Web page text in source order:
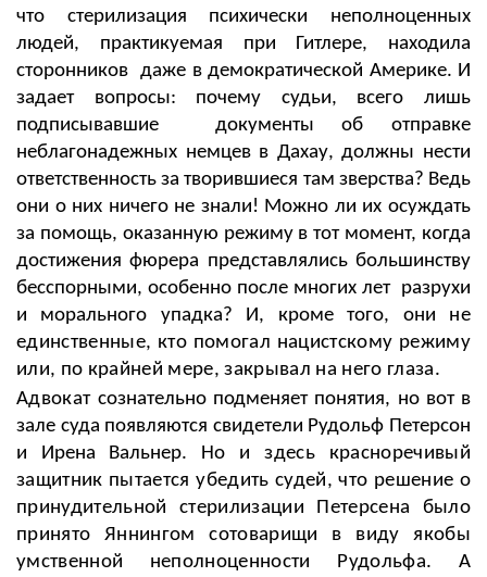
что стерилизация психически неполноценных
людей, практикуемая при Гитлере, находила
сторонников даже в демократической Америке. И
задает вопросы: почему судьи, всего лишь
подписывавшие документы об отправке
неблагонадежных немцев в Дахау, должны нести
ответственность за творившиеся там зверства? Ведь
они о них ничего не знали! Можно ли их осуждать
за помощь, оказанную режиму в тот момент, когда
достижения фюрера представлялись большинству
бесспорными, особенно после многих лет разрухи
и морального упадка? И, кроме того, они не
единственные, кто помогал нацистскому режиму
или, по крайней мере, закрывал на него глаза.
Адвокат сознательно подменяет понятия, но вот в
зале суда появляются свидетели Рудольф Петерсон
и Ирена Вальнер. Но и здесь красноречивый
защитник пытается убедить судей, что решение о
принудительной стерилизации Петерсена было
принято Яннингом сотоварищи в виду якобы
умственной неполноценности Рудольфа. А